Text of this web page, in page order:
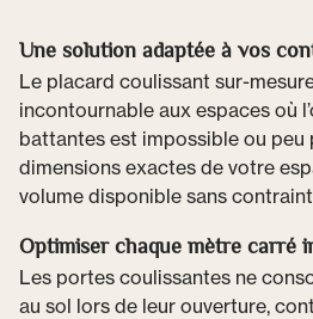
Une solution adaptée à vos
Le placard coulissant sur-
incontournable aux espaces où
battantes est impossible ou peu
dimensions exactes de votre
volume disponible sans
Optimiser chaque mètre carré
Les portes coulissantes ne
au sol lors de leur ouverture,